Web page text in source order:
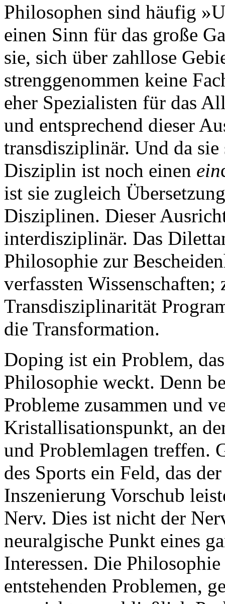
Philosophen sind häufig
einen Sinn für das große
sie, sich über zahllose
strenggenommen keine
eher Spezialisten für das
und entsprechend dieser
transdisziplinär. Und da
Disziplin ist noch einen ein
ist sie zugleich
Disziplinen. Dieser
interdisziplinär. Das
Philosophie zur
verfassten
Transdisziplinarität
die Transformation.
Doping ist ein Problem,
Philosophie weckt. Denn
Probleme zusammen und
Kristallisationspunkt, an
und Problemlagen treffen.
des Sports ein Feld, das
Inszenierung Vorschub
Nerv. Dies ist nicht der
neuralgische Punkt eines
Interessen. Die
entstehenden Problemen,